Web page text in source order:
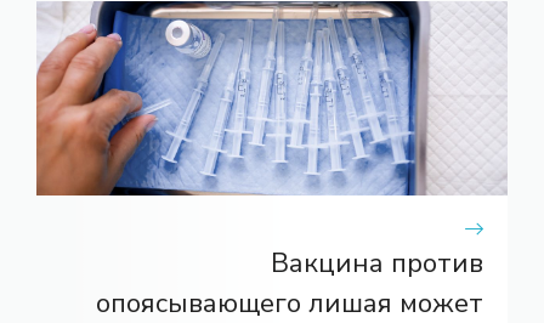
Вакцина против
опоясывающего лишая может